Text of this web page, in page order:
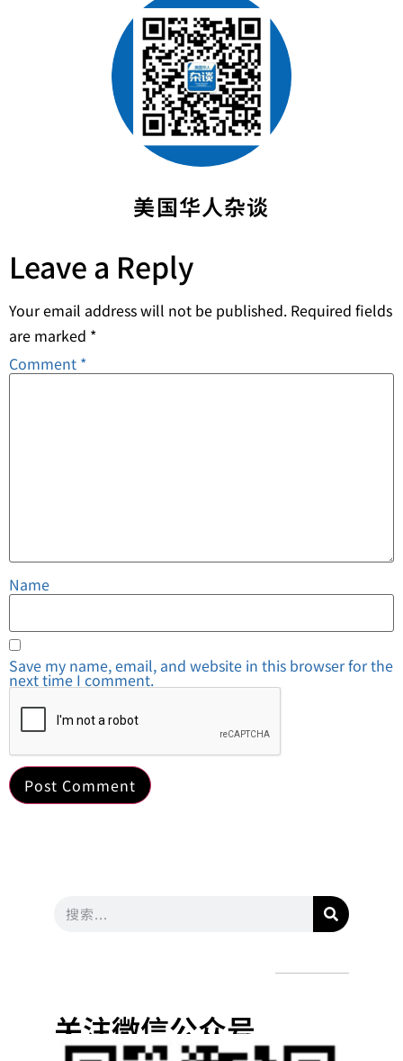
美国华人杂谈
Leave a Reply
Your email address will not be published. Required fields
are marked *
Comment *
Name
Save my name, email, and website in this browser for the
next time I comment.
关注微信公众号